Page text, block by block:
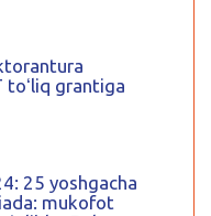
toʻliq grantiga
25 yoshgacha
mukofot